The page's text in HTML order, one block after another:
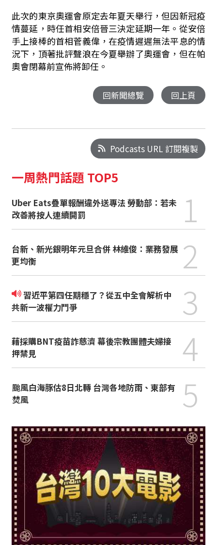
此次的東京奧運會原定去年夏天舉行，但因新冠疫
情蔓延，時任首相安倍晉三決定延期一年。從安倍
手上接棒的首相菅義偉，在疫情遲遲無法平息的情
況下，頂著批評聲浪在今夏舉辦了奧運會，但在帕
奧會閉幕前宣佈將卸任。
回新聞總覽 回上頁
Podcasts URL 訂閱複製
一周熱門話題 TOP5
Uber Eats疊單報酬違外送專法 勞動部：若未
改善將按人連續開罰
1
台新、新光銀明年元旦合併 林維俊：業務發展
更均衡
2
習近平第四任期穩了？從五中全會解析中
共新一波權力鬥爭
3
藉採購BNT疫苗詐慈濟 幕後宗教團體夫婦接
押禁見
4
颱風白海豚估8日北轉 台灣各地防雨、東部有
焚風
5